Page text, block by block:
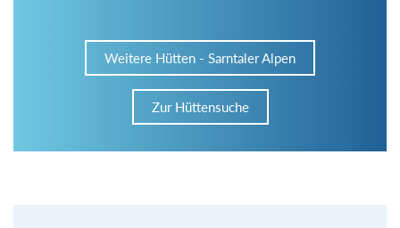
Weitere Hütten - Sarntaler Alpen
Zur Hüttensuche